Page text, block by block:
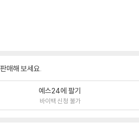
매해 보세요.
예스24에 팔기
바이백 신청 불가